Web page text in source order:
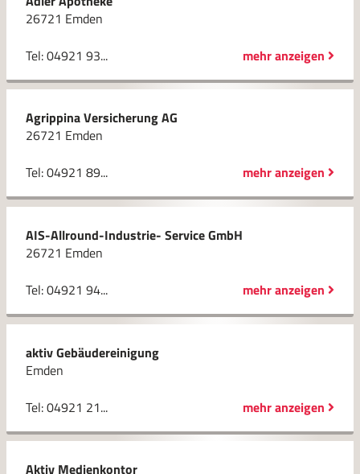
26721 Emden
Tel: 04921 93...
mehr anzeigen
Agrippina Versicherung AG
26721 Emden
Tel: 04921 89...
mehr anzeigen
AIS-Allround-Industrie- Service GmbH
26721 Emden
Tel: 04921 94...
mehr anzeigen
aktiv Gebäudereinigung
Emden
Tel: 04921 21...
mehr anzeigen
Aktiv Medienkontor